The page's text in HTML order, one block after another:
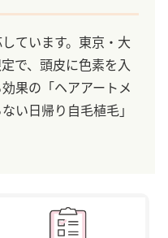
ています。東京・大
で、頭皮に色素を入
果の「ヘアアートメ
い日帰り自毛植毛」